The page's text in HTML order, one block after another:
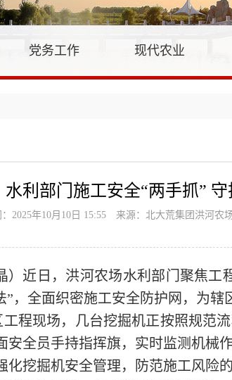
党务工作 现代农业
水利部门施工安全“两手抓”
：2025年10月10日 15:55 来源：北大荒集团洪河农
）近日，洪河农场水利部门聚焦工
”，全面织密施工安全防护网，为辖
程现场，几台挖掘机正按照规范
安全员手持指挥旗，实时监测机械
挖掘机安全管理，防范施工风险